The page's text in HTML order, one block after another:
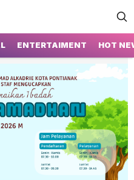
Pontianak
ENTERTAIMENT HOT